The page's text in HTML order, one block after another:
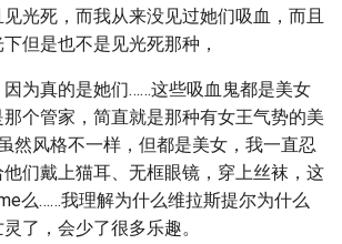
光死，而我从来没见过她们吸血，而且
但是也不是见光死那种，
为真的是她们……这些吸血鬼都是美女
个管家，简直就是那种有女王气势的美
然风格不一样，但都是美女，我一直忍
们戴上猫耳、无框眼镜，穿上丝袜，这
么……我理解为什么维拉斯提尔为什么
了，会少了很多乐趣。